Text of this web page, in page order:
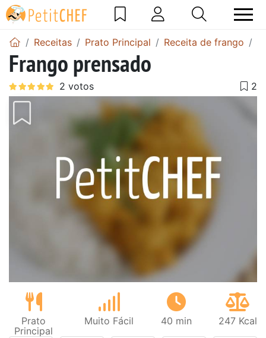
Receitas Prato Principal Receita de frango
Frango prensado
Prato
Principal
Muito Fácil 40 min 247 Kcal